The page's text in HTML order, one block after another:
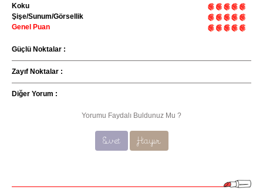
Koku
Şişe/Sunum/Görsellik
Genel Puan
Güçlü Noktalar :
Zayıf Noktalar :
Diğer Yorum :
Yorumu Faydalı Buldunuz Mu ?
Evet Hayır